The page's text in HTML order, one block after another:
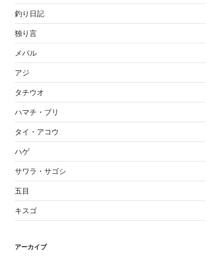
釣り日記
独り言
メバル
アジ
タチウオ
ハマチ・ブリ
タイ・アコウ
ハゲ
サワラ・サゴシ
五目
キスゴ
アーカイブ